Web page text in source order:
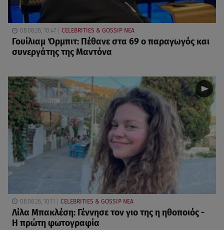
08.08.26, 10:47 CELEBRITIES & GOSSIP ΝΕΑ
Γουίλιαμ Όρμπιτ: Πέθανε στα 69 ο παραγωγός και
συνεργάτης της Μαντόνα
08.08.26, 10:11 CELEBRITIES & GOSSIP ΝΕΑ
Λίλα Μπακλέση: Γέννησε τον γιο της η ηθοποιός -
Η πρώτη φωτογραφία